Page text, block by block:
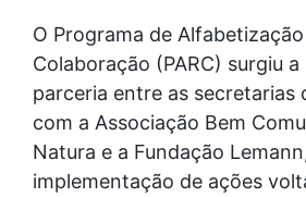
O Programa de
Colaboração (PARC) surgiu
parceria entre as secretarias
com a Associação Bem
Natura e a Fundação
implementação de ações